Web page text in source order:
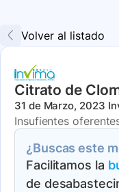
Volver al listado
Citrato de
31 de Marzo, 2023
Insufientes
¿Buscas este
Facilitamos la
de